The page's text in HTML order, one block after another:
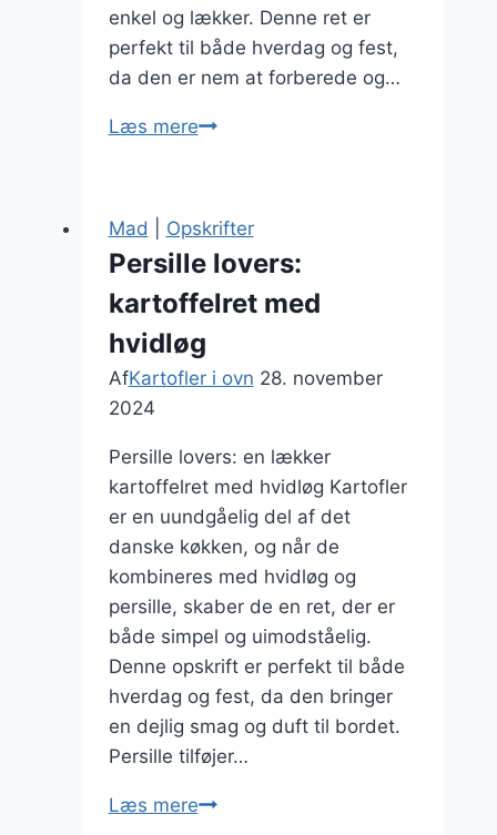
enkel og lækker. Denne ret er
perfekt til både hverdag og fest,
da den er nem at forberede og…
Læs mereKartofler
med
og
dild
Mad Opskrifter
Persille lovers:
kartoffelret med
hvidløg
AfKartofler i ovn 28. november
2024
Persille lovers: en lækker
kartoffelret med hvidløg Kartofler
er en uundgåelig del af det
danske køkken, og når de
kombineres med hvidløg og
persille, skaber de en ret, der er
både simpel og uimodståelig.
Denne opskrift er perfekt til både
hverdag og fest, da den bringer
en dejlig smag og duft til bordet.
Persille tilføjer…
Læs merePersille